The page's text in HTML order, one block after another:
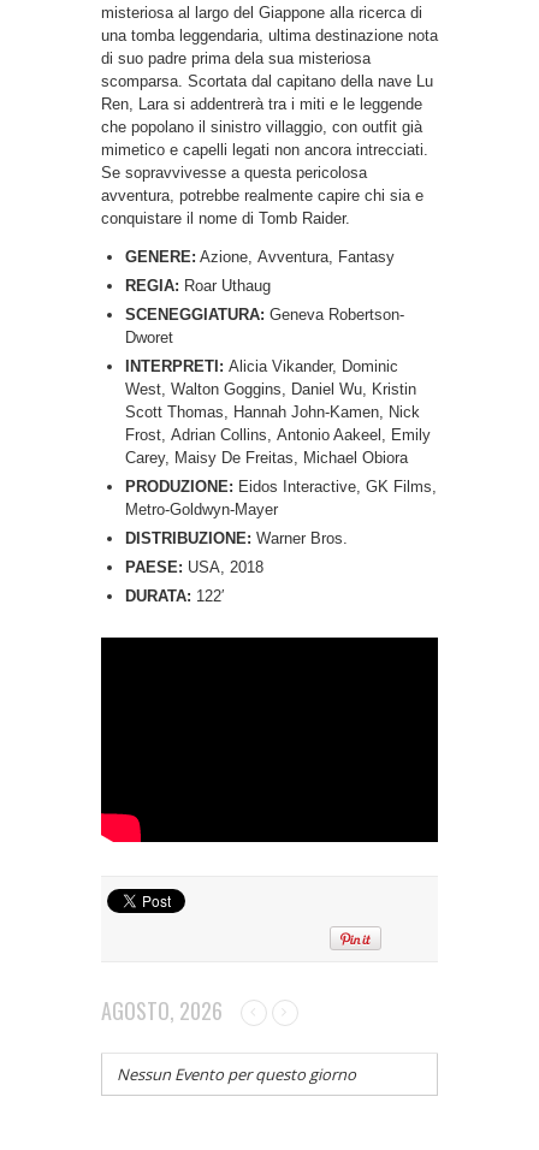
misteriosa al largo del Giappone alla ricerca di
una tomba leggendaria, ultima destinazione nota
di suo padre prima dela sua misteriosa
scomparsa. Scortata dal capitano della nave Lu
Ren, Lara si addentrerà tra i miti e le leggende
che popolano il sinistro villaggio, con outfit già
mimetico e capelli legati non ancora intrecciati.
Se sopravvivesse a questa pericolosa
avventura, potrebbe realmente capire chi sia e
conquistare il nome di Tomb Raider.
GENERE: Azione, Avventura, Fantasy
REGIA: Roar Uthaug
SCENEGGIATURA: Geneva Robertson-
Dworet
INTERPRETI: Alicia Vikander, Dominic
West, Walton Goggins, Daniel Wu, Kristin
Scott Thomas, Hannah John-Kamen, Nick
Frost, Adrian Collins, Antonio Aakeel, Emily
Carey, Maisy De Freitas, Michael Obiora
PRODUZIONE: Eidos Interactive, GK Films,
Metro-Goldwyn-Mayer
DISTRIBUZIONE: Warner Bros.
PAESE: USA, 2018
DURATA: 122′
AGOSTO, 2026
Nessun Evento per questo giorno